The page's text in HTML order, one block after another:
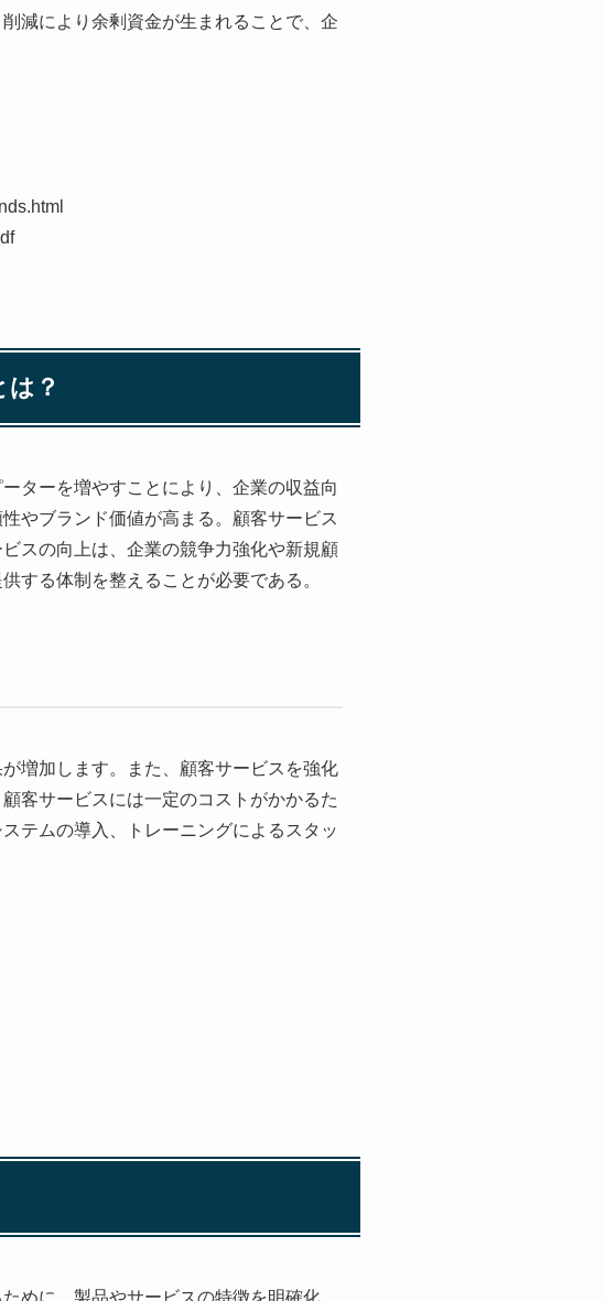
減により余剰資金が生まれることで、企
？
ターを増やすことにより、企業の収益向
やブランド価値が高まる。顧客サービス
スの向上は、企業の競争力強化や新規顧
する体制を整えることが必要である。
増加します。また、顧客サービスを強化
客サービスには一定のコストがかかるた
テムの導入、トレーニングによるスタッ
めに、製品やサービスの特徴を明確化